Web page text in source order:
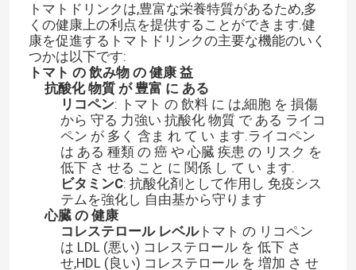
トマトドリンクは,豊富な栄養特質があるため,多
くの健康上の利点を提供することができます.健
康を促進するトマトドリンクの主要な機能のいく
つかは以下です:
トマト の 飲み物 の 健康 益
抗酸化 物質 が 豊富 に ある
リコペン: トマト の 飲料 に は,細胞 を 損傷
から 守る 力強い 抗酸化 物質 で ある ライコ
ペン が 多く 含ま れ て い ます.ライコペン
は ある 種類 の 癌 や 心臓 疾患 の リスク を
低下 さ せる こと に 関係 し て い ます.
ビタミンC: 抗酸化剤として作用し 免疫シス
テムを強化し 自由基から守ります
心臓 の 健康
コレステロール レベルトマト の リコペン
は LDL (悪い) コレステロール を 低下 さ
せ,HDL (良い) コレステロール を 増加 さ せ